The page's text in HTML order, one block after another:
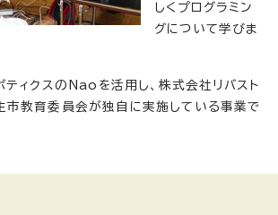
しくプログラミン
グについて学びま
ティクスのNaoを活用し、株式会社リバスト
市教育委員会が独自に実施している事業で